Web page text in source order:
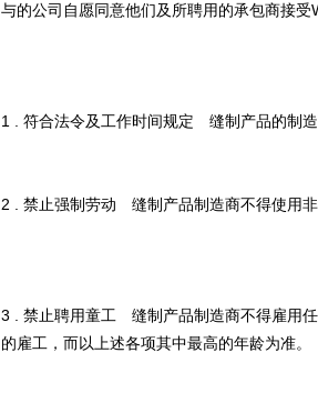
与的公司自愿同意他们及所聘用的承包商接受
1 . 符合法令及工作时间规定 缝制产品的制
2 . 禁止强制劳动 缝制产品制造商不得使用
3 . 禁止聘用童工 缝制产品制造商不得雇用
的雇工，而以上述各项其中最高的年龄为准。